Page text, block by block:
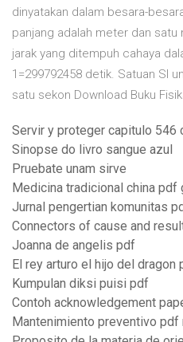
dinyatakan dalam besara-
panjang adalah meter dan
jarak yang ditempuh cahaya
1=299792458 detik. Satuan SI
satu sekon Download Buku
Servir y proteger capitulo 546
Sinopse do livro sangue azul
Pruebate unam sirve
Medicina tradicional china pdf
Jurnal pengertian komunitas
Connectors of cause and
Joanna de angelis pdf
El rey arturo el hijo del dragon
Kumpulan diksi puisi pdf
Contoh acknowledgement
Mantenimiento preventivo pdf